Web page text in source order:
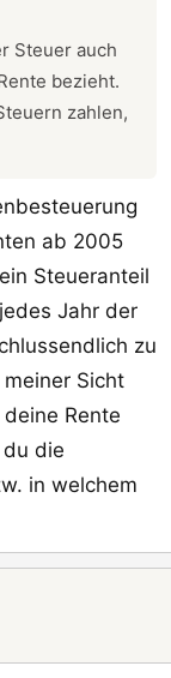
Steuer auch
bezieht.
zahlen,
ab 2005
Steueranteil
Jahr der
zu
Sicht
Rente
die
in welchem